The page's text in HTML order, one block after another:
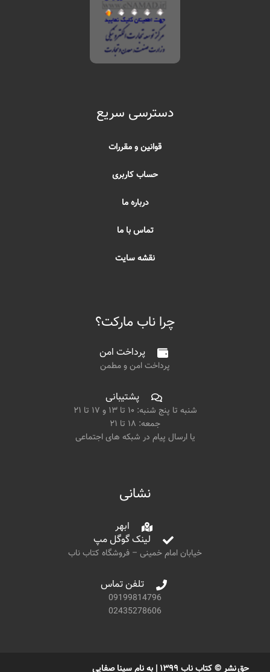
دسترسی سریع
قوانین و مقررات
حساب کاربری
درباره ما
تماس با ما
نقشه سایت
چرا ناب مارکت؟
پرداخت امن
پرداخت امن و مطمن
پشتیبانی
شنبه تا پنج شنبه: ۱۰ تا ۱۳ و ۱۷ تا ۲۱
جمعه: ۱۸ تا ۲۱
یا ارسال پیام در شبکه های اجتماعی
نشانی
ابهر
لینک گوگل مپ
خیابان امام خمینی – فروشگاه کتاب ناب
تلفن تماس
09199814796
02435278606
حق نشر © کتاب ناب ۱۳۹۹ | به نام سینا صفایی